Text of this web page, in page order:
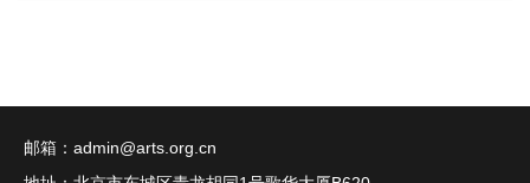
邮箱： admin@arts.org.cn